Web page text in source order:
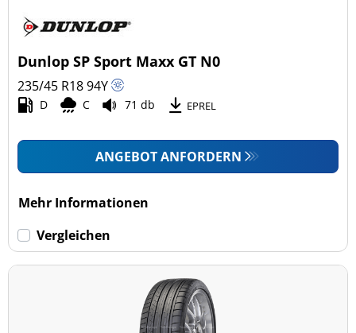
Dunlop SP Sport Maxx GT N0
235/45 R1894Y
D C 71 db EPREL
ANGEBOT ANFORDERN
Mehr Informationen
Vergleichen